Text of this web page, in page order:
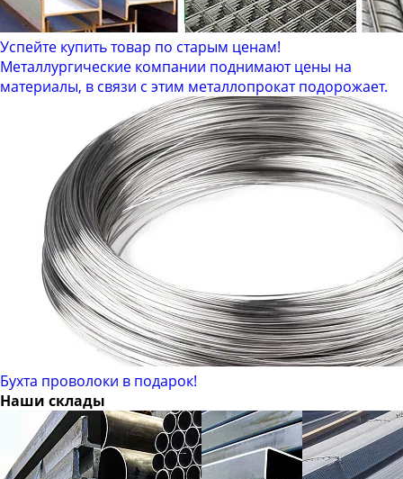
Успейте купить товар по старым ценам!
Металлургические компании поднимают цены на
материалы, в связи с этим металлопрокат подорожает.
Бухта проволоки в подарок!
Наши склады